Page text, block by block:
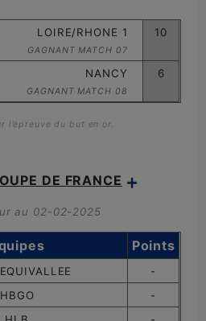
LOIRE/RHONE 1
GAGNANT MATCH 07
10
NANCY
GAGNANT MATCH 08
6
l’épreuve du but en or.
DE FRANCE
au 02-02-2025
Points
-
HBGO
-